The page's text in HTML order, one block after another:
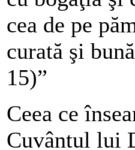
cea de pe
curată şi
15)”
Ceea ce
Cuvântul lui